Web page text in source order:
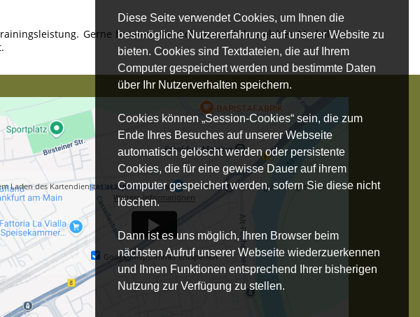
Diese Seite verwendet Cookies, um Ihnen die
bestmögliche Nutzererfahrung auf unserer Website zu
bieten. Cookies sind Textdateien, die auf Ihrem
Computer gespeichert werden und bestimmte Daten
über Ihr Nutzerverhalten speichern.
Cookies können „Session-Cookies“ sein, die zum
Ende Ihres Besuches auf unserer Webseite
automatisch gelöscht werden oder persistente
Cookies, die für eine gewisse Dauer auf ihrem
Computer gespeichert werden, sofern Sie diese nicht
löschen.
Dann ist es uns möglich, Ihren Browser beim
nächsten Aufruf unserer Webseite wiederzuerkennen
und Ihnen Funktionen entsprechend Ihrer bisherigen
Nutzung zur Verfügung zu stellen.
Gerne beraten wir dich persönlich, welches Modell am
Laden des Kartendienstes akzeptieren Sie unsere Datenschutzerklärung zu Google Maps.
Weitere Informationen
Google Maps immer entsperren